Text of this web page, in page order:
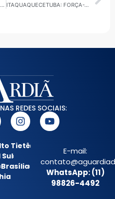
SÃO PAULO: RESPOSTA IMEDIATA À CRIMINALIDADE NO TATUAPÉ ITAQUAQUECETUBA: FORÇA-TAREFA INTEGRADA ATENDE 100 FAMÍLIAS AFETADAS PELA CHUVA NA CIDADE
REDES SOCIAIS:
Tietê
Brasília
E-mail:
WhatsApp: (11)
98826-4492